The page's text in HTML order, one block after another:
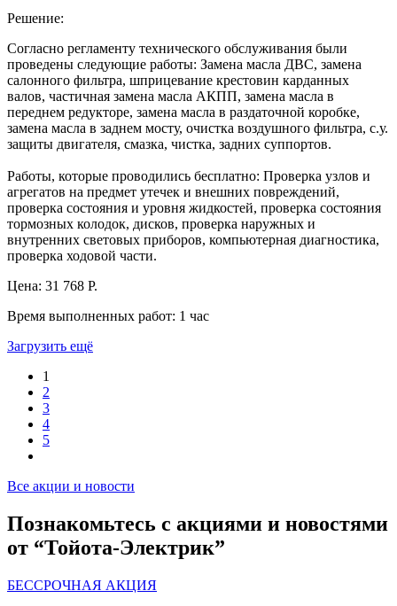
Решение:
Согласно регламенту технического обслуживания были
проведены следующие работы: Замена масла ДВС, замена
салонного фильтра, шприцевание крестовин карданных
валов, частичная замена масла АКПП, замена масла в
переднем редукторе, замена масла в раздаточной коробке,
замена масла в заднем мосту, очистка воздушного фильтра, с.у.
защиты двигателя, смазка, чистка, задних суппортов.
Работы, которые проводились бесплатно: Проверка узлов и
агрегатов на предмет утечек и внешних повреждений,
проверка состояния и уровня жидкостей, проверка состояния
тормозных колодок, дисков, проверка наружных и
внутренних световых приборов, компьютерная диагностика,
проверка ходовой части.
Цена: 31 768 Р.
Время выполненных работ: 1 час
Загрузить ещё
1
2
3
4
5
Все акции и новости
Познакомьтесь с акциями и новостями
от “Тойота-Электрик”
БЕССРОЧНАЯ АКЦИЯ